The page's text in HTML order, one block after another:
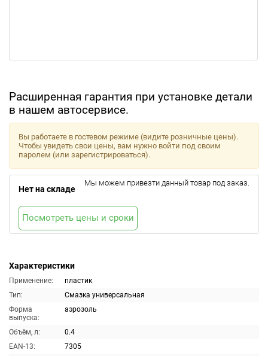
Расширенная гарантия при установке детали
в нашем автосервисе.
Характеристики
Применение:
пластик
Тип:
Смазка универсальная
Форма
выпуска:
аэрозоль
Объём, л:
0.4
EAN-13:
7305
Вы работаете в гостевом режиме (видите розничные цены).
Чтобы увидеть свои цены, вам нужно войти под своим
паролем (или зарегистрироваться).
Нет на складе
Мы можем привезти данный товар под заказ.
Посмотреть цены и сроки